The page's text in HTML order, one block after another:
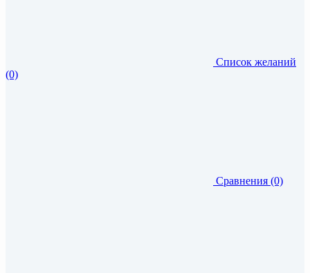
Список желаний
(0)
Сравнения (0)